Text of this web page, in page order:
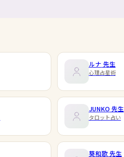
ルナ 先生
心理占星術
JUNKO先生
タロット占い
葵和歌先生